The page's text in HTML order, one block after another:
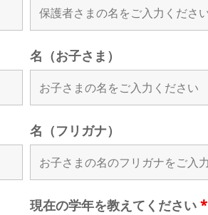
名（お子さま）
名（フリガナ）
現在の学年を教えてください*